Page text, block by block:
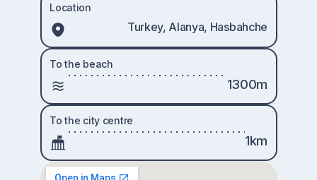
Location
Turkey, Alanya, Hasbahche
To the beach
1300m
To the city centre
1km